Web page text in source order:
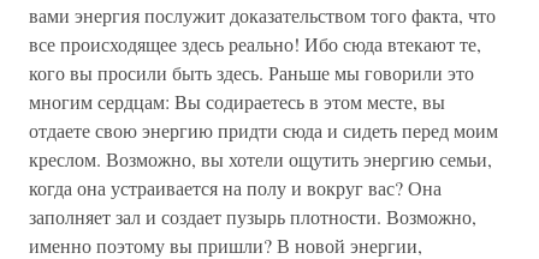
вами энергия послужит доказательством того факта, что
все происходящее здесь реально! Ибо сюда втекают те,
кого вы просили быть здесь. Раньше мы говорили это
многим сердцам: Вы содираетесь в этом месте, вы
отдаете свою энергию придти сюда и сидеть перед моим
креслом. Возможно, вы хотели ощутить энергию семьи,
когда она устраивается на полу и вокруг вас? Она
заполняет зал и создает пузырь плотности. Возможно,
именно поэтому вы пришли? В новой энергии,